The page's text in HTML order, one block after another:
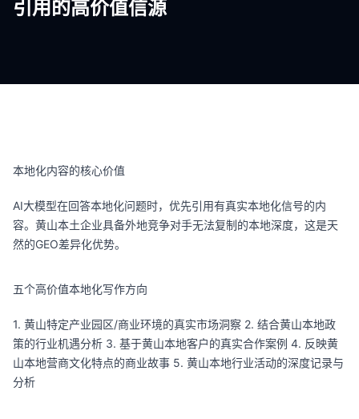
引用的高价值信源
本地化内容的核心价值
AI大模型在回答本地化问题时，优先引用有真实本地化信号的内
容。黄山本土企业具备外地竞争对手无法复制的本地深度，这是天
然的GEO差异化优势。
五个高价值本地化写作方向
1. 黄山特定产业园区/商业环境的真实市场洞察 2. 结合黄山本地政
策的行业机遇分析 3. 基于黄山本地客户的真实合作案例 4. 反映黄
山本地营商文化特点的商业故事 5. 黄山本地行业活动的深度记录与
分析